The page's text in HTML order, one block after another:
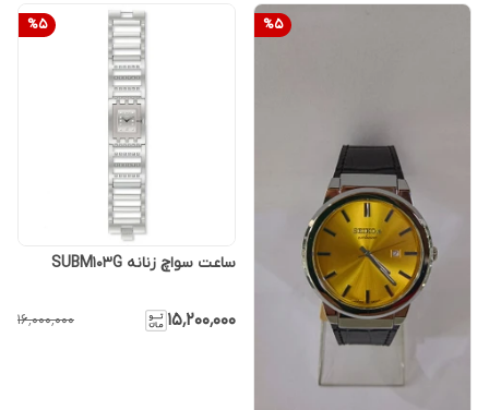
%5
%5
ساعت سواچ زنانه SUBM103G
۱۵٬۲۰۰٬۰۰۰ ۱۶٬۰۰۰٬۰۰۰